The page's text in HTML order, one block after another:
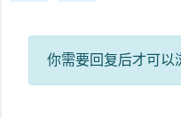
你需要回复后才可以